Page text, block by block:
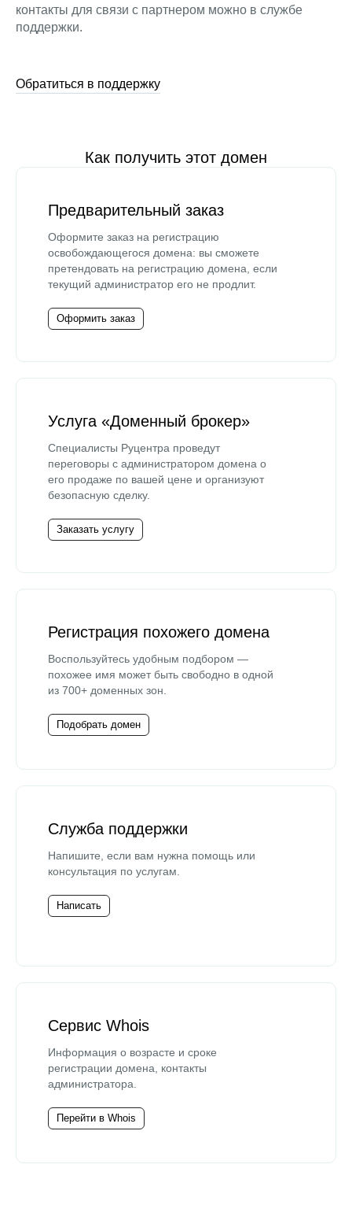
контакты для связи с партнером можно в службе
поддержки.
Обратиться в поддержку
Как получить этот домен
Предварительный заказ
Оформите заказ на регистрацию
освобождающегося домена: вы сможете
претендовать на регистрацию домена, если
текущий администратор его не продлит.
Оформить заказ
Услуга «Доменный брокер»
Специалисты Руцентра проведут
переговоры с администратором домена о
его продаже по вашей цене и организуют
безопасную сделку.
Заказать услугу
Регистрация похожего домена
Воспользуйтесь удобным подбором —
похожее имя может быть свободно в одной
из 700+ доменных зон.
Подобрать домен
Служба поддержки
Напишите, если вам нужна помощь или
консультация по услугам.
Написать
Сервис Whois
Информация о возрасте и сроке
регистрации домена, контакты
администратора.
Перейти в Whois